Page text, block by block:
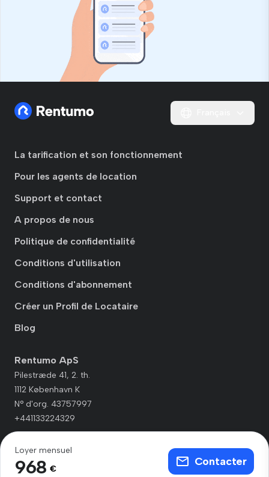
Loyer mensuel
968 €
Contacter
La tarification et son fonctionnement
Pour les agents de location
Support et contact
A propos de nous
Politique de confidentialité
Conditions d'utilisation
Conditions d'abonnement
Créer un Profil de Locataire
Blog
Rentumo ApS
Pilestræde 41, 2. th.
1112 København K
N° d'org. 43757997
+441133224329